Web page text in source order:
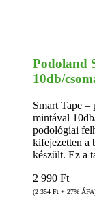
Podoland
10db/
Smart Tape
mintával
podológiai
kifejezetten a
készült. Ez a
2 990 Ft
(2 354 Ft + 27%